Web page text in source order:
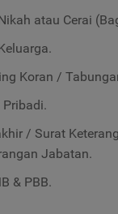
atau Cerai
Koran /
Pribadi.
/ Surat
Jabatan.
& PBB.